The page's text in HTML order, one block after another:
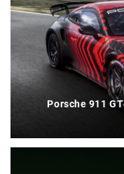
Porsche 911